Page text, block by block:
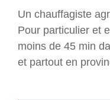
Un chauffagiste
Pour particulier et
moins de 45 min
et partout en